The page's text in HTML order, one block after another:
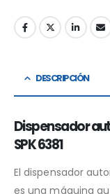
DESCRIPCIÓN
Dispensador
SPK 6381
El dispensador
es una máquina